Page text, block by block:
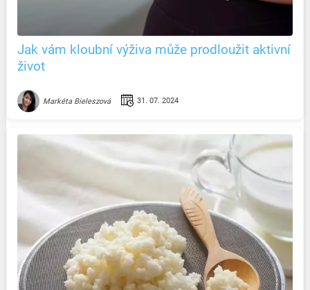
Jak vám kloubní výživa může prodloužit aktivní
život
Markéta Bieleszová 31. 07. 2024